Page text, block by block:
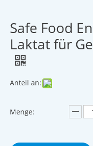
Safe Food
Laktat für
Anteil an:
Menge: